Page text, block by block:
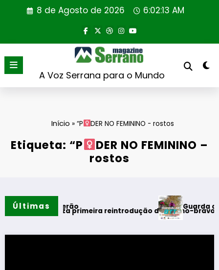
8 de Agosto de 2026 6:02:13 AM
A Voz Serrana para o Mundo
Início »“P DER NO FEMININO - rostos
Etiqueta: “P
DER NO FEMININO –
rostos
Últimas
do verão
realiza primeira reintrodução de coelho-bravo em
Guarda desafia